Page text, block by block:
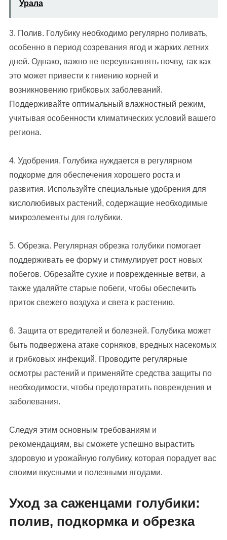
Урала
3. Полив. Голубику необходимо регулярно поливать,
особенно в период созревания ягод и жарких летних
дней. Однако, важно не переувлажнять почву, так как
это может привести к гниению корней и
возникновению грибковых заболеваний.
Поддерживайте оптимальный влажностный режим,
учитывая особенности климатических условий вашего
региона.
4. Удобрения. Голубика нуждается в регулярном
подкорме для обеспечения хорошего роста и
развития. Используйте специальные удобрения для
кислолюбивых растений, содержащие необходимые
микроэлементы для голубики.
5. Обрезка. Регулярная обрезка голубики помогает
поддерживать ее форму и стимулирует рост новых
побегов. Обрезайте сухие и поврежденные ветви, а
также удаляйте старые побеги, чтобы обеспечить
приток свежего воздуха и света к растению.
6. Защита от вредителей и болезней. Голубика может
быть подвержена атаке сорняков, вредных насекомых
и грибковых инфекций. Проводите регулярные
осмотры растений и применяйте средства защиты по
необходимости, чтобы предотвратить повреждения и
заболевания.
Следуя этим основным требованиям и
рекомендациям, вы сможете успешно вырастить
здоровую и урожайную голубику, которая порадует вас
своими вкусными и полезными ягодами.
Уход за саженцами голубики:
полив, подкормка и обрезка